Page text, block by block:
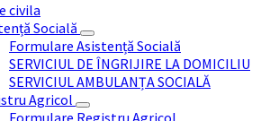
civila
Socială
Formulare Asistență Socială
SERVICIUL DE ÎNGRIJIRE LA DOMICILIU
SERVICIUL AMBULANȚA SOCIALĂ
Agricol
Formulare Registru Agricol